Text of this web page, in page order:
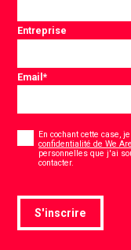
Entreprise
Email*
Consentement
En cochant cette case,
confidentialité de We
personnelles que j'ai
contacter.
S'inscrire